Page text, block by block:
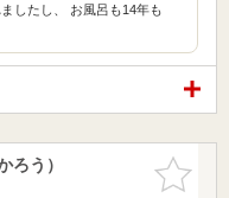
したし、 お風呂も14年も
お気に入
りに追加
ろう）